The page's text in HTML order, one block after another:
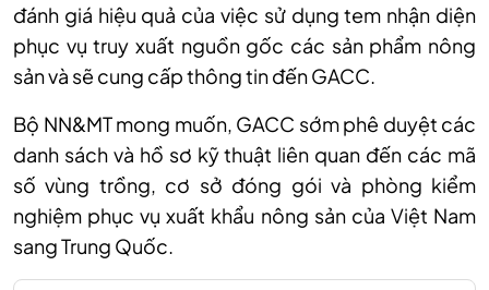
đánh giá hiệu quả của việc sử dụng tem nhận diện
phục vụ truy xuất nguồn gốc các sản phẩm nông
sản và sẽ cung cấp thông tin đến GACC.
Bộ NN&MT mong muốn, GACC sớm phê duyệt các
danh sách và hồ sơ kỹ thuật liên quan đến các mã
số vùng trồng, cơ sở đóng gói và phòng kiểm
nghiệm phục vụ xuất khẩu nông sản của Việt Nam
sang Trung Quốc.